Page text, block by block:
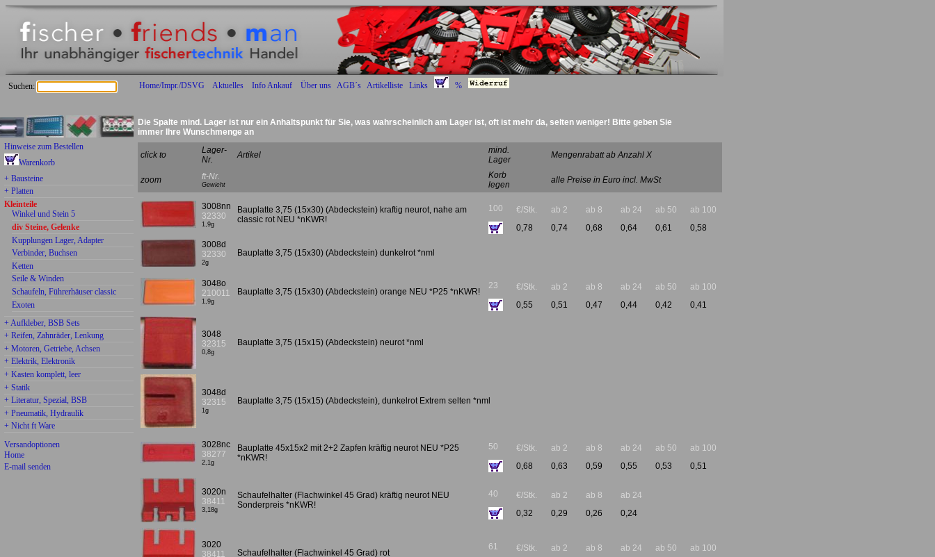
Home/Impr./DSVG Aktuelles Info Ankauf Über uns AGB´s Artikelliste Links %
Suchen:
wieder beliebte ältere Teile lieferbar:
Hinweise zum Bestellen
Warenkorb
+ Bausteine
+ Platten
Kleinteile
Winkel und Stein 5
div Steine, Gelenke
Kupplungen Lager, Adapter
Verbinder, Buchsen
Ketten
Seile & Winden
Schaufeln, Führerhäuser classic
Exoten
+ Aufkleber, BSB Sets
+ Reifen, Zahnräder, Lenkung
+ Motoren, Getriebe, Achsen
+ Elektrik, Elektronik
+ Kasten komplett, leer
+ Statik
+ Literatur, Spezial, BSB
+ Pneumatik, Hydraulik
+ Nicht ft Ware
Versandoptionen
Home
E-mail senden
Die Spalte mind. Lager ist nur ein Anhaltspunkt für Sie, was wahrscheinlich am Lager ist, oft ist mehr da, selten weniger! Bitte geben Sie
immer Ihre Wunschmenge an
click to
Lager-
Nr.
Artikel
mind.
Lager
Mengenrabatt ab Anzahl X
zoom ft-Nr.
Gewicht
Korb
legen
alle Preise in Euro incl. MwSt
3008nn
32330
1,9g
Bauplatte 3,75 (15x30) (Abdeckstein) kraftig neurot, nahe am
classic rot NEU *nKWR!
100
€/Stk.
0,78
ab 2
0,74
ab 8
0,68
ab 24
0,64
ab 50
0,61
ab 100
0,58
3008d
32330
2g
Bauplatte 3,75 (15x30) (Abdeckstein) dunkelrot *nml
3048o
210011
1,9g
Bauplatte 3,75 (15x30) (Abdeckstein) orange NEU *P25 *nKWR!
23
€/Stk.
0,55
ab 2
0,51
ab 8
0,47
ab 24
0,44
ab 50
0,42
ab 100
0,41
3048
32315
0,8g
Bauplatte 3,75 (15x15) (Abdeckstein) neurot *nml
3048d
32315
1g
Bauplatte 3,75 (15x15) (Abdeckstein), dunkelrot Extrem selten *nml
3028nc
38277
2,1g
Bauplatte 45x15x2 mit 2+2 Zapfen kräftig neurot NEU *P25
*nKWR!
50
€/Stk.
0,68
ab 2
0,63
ab 8
0,59
ab 24
0,55
ab 50
0,53
ab 100
0,51
3020n
38411
3,18g
Schaufelhalter (Flachwinkel 45 Grad) kräftig neurot NEU
Sonderpreis *nKWR!
40
€/Stk.
0,32
ab 2
0,29
ab 8
0,26
ab 24
0,24
3020
38411
Schaufelhalter (Flachwinkel 45 Grad) rot
61
€/Stk.
ab 2
ab 8
ab 24
ab 50
ab 100